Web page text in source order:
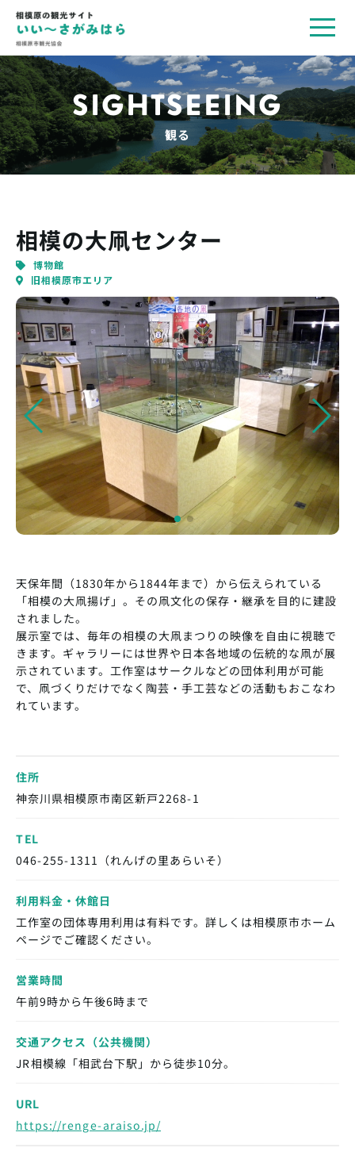
SIGHTSEEING
観る
相模の大凧センター
博物館
旧相模原市エリア
天保年間（1830年から1844年まで）から伝えられている
「相模の大凧揚げ」。その凧文化の保存・継承を目的に建設
されました。
展示室では、毎年の相模の大凧まつりの映像を自由に視聴で
きます。ギャラリーには世界や日本各地域の伝統的な凧が展
示されています。工作室はサークルなどの団体利用が可能
で、凧づくりだけでなく陶芸・手工芸などの活動もおこなわ
れています。
住所
神奈川県相模原市南区新戸2268-1
TEL
046-255-1311（れんげの里あらいそ）
利用料金・休館日
工作室の団体専用利用は有料です。詳しくは相模原市ホーム
ページでご確認ください。
営業時間
午前9時から午後6時まで
交通アクセス（公共機関）
JR相模線「相武台下駅」から徒歩10分。
URL
https://renge-araiso.jp/